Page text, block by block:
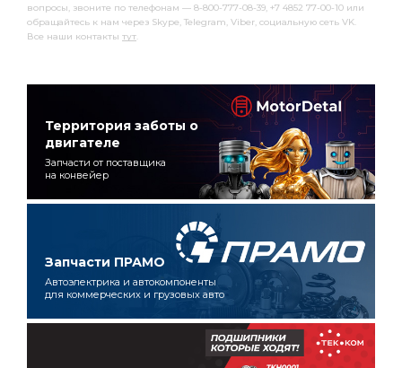
вопросы, звоните по телефонам — 8-800-777-08-39, +7 4852 77-00-10 или
обращайтесь к нам через Skype, Telegram, Viber, социальную сеть VK.
Все наши контакты тут.
Территория заботы о
двигателе
Запчасти от поставщика
на конвейер
Запчасти ПРАМО
Автоэлектрика и автокомпоненты
для коммерческих и грузовых авто